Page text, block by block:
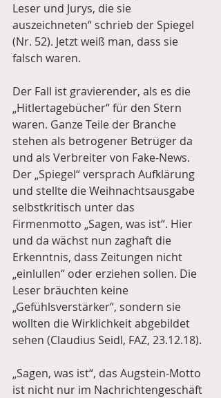
Leser und Jurys, die sie
auszeichneten“ schrieb der Spiegel
(Nr. 52). Jetzt weiß man, dass sie
falsch waren.
Der Fall ist gravierender, als es die
„Hitlertagebücher“ für den Stern
waren. Ganze Teile der Branche
stehen als betrogener Betrüger da
und als Verbreiter von Fake-News.
Der „Spiegel“ versprach Aufklärung
und stellte die Weihnachtsausgabe
selbstkritisch unter das
Firmenmotto „Sagen, was ist“. Hier
und da wächst nun zaghaft die
Erkenntnis, dass Zeitungen nicht
„einlullen“ oder erziehen sollen. Die
Leser bräuchten keine
„Gefühlsverstärker“, sondern sie
wollten die Wirklichkeit abgebildet
sehen (Claudius Seidl, FAZ, 23.12.18).
„Sagen, was ist“, das Augstein-Motto
ist nicht nur im Nachrichtengeschäft